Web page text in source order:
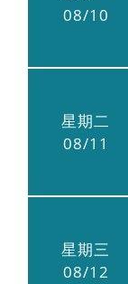
08/10
星期二
08/11
星期三
08/12